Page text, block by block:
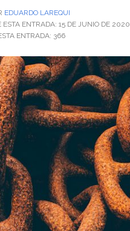
EDUARDO LAREQUI
ENTRADA: 15 DE JUNIO DE 2020
ENTRADA: 366